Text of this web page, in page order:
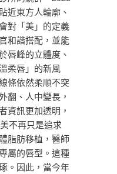
近東方人輪廓、
對「美」的定義
和諧搭配，並能
唇峰的立體度、
柔唇」的新風
條依然柔順不突
翻、人中變長，
資訊更加透明，
不再只是追求
脂肪移植，醫師
屬的唇型。這種
。因此，當今年